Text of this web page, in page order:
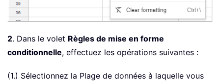
2. Dans le volet Règles de mise en forme
conditionnelle, effectuez les opérations suivantes :
(1.) Sélectionnez la Plage de données à laquelle vous